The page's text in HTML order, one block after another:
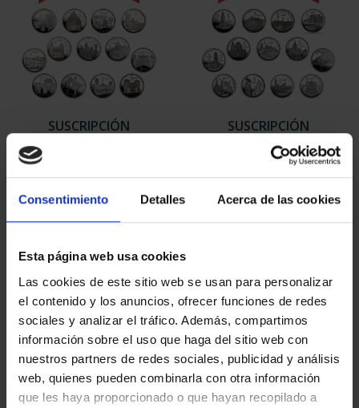
Consentimiento Detalles Acerca de las cookies
Esta página web usa cookies
Las cookies de este sitio web se usan para personalizar
el contenido y los anuncios, ofrecer funciones de redes
sociales y analizar el tráfico. Además, compartimos
información sobre el uso que haga del sitio web con
nuestros partners de redes sociales, publicidad y análisis
web, quienes pueden combinarla con otra información
que les haya proporcionado o que hayan recopilado a
SUSCRIPCIÓN
949,00 €
Sólo para usuarios
registrados
SUSCRIPCIÓN
CAPITALES DE
PROVINCIA 2
949,00 €
Sólo para usuarios
registrados